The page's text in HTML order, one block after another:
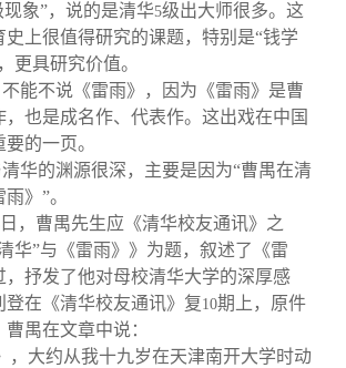
现象”，说的是清华5级出大师很多。这
史上很值得研究的课题，特别是“钱学
更具研究价值。
能不说《雷雨》，因为《雷雨》是曹
，也是成名作、代表作。这出戏在中国
的一页。
华的渊源很深，主要是因为“曹禺在清
》”。
日，曹禺先生应《清华校友通讯》之
华”与《雷雨》》为题，叙述了《雷
，抒发了他对母校清华大学的深厚感
登在《清华校友通讯》复10期上，原件
禺在文章中说：
，大约从我十九岁在天津南开大学时动